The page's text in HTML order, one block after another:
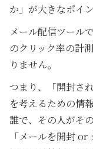
か」が大きなポイ
メール配信ツール
のクリック率の計
りません。
つまり、「開封さ
を考えるための情
誰で、その人がそ
「メールを開封